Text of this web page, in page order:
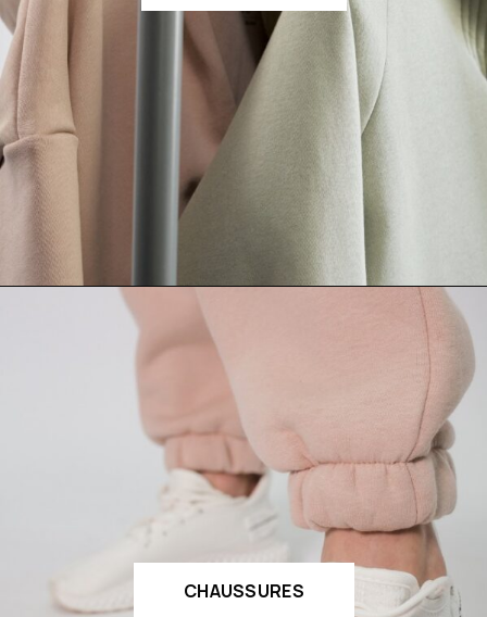
CHAUSSURES